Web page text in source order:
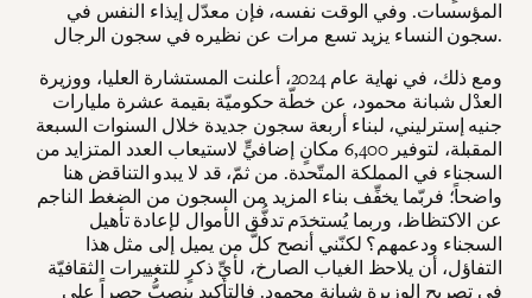
المؤسسات. وفي الوقت نفسه، فإن معدّل إيذاء النفس في
سجون النساء يزيد تسع مرات عن نظيره في سجون الرجال.
ومع ذلك، في نهاية عام 2024، أعلنت المستشارة العليا، ووزيرة
العدْل شبانة محمود، عن خطّة حكوميّة بقيمة عشرة مليارات
جنيه إسترليني، لبناء أربعة سجون جديدة خلال السنوات السبعة
المقبلة، لتوفير 6,400 مكانٍ إضافيٍّ لاستيعاب العدد المتزايد من
السجناء في المملكة المتّحدة. من ثمّ، قد لا يبدو التناقض هنا
واضحاً؛ فربّما يخفِّف بناء المزيد من السجون من الضغط الناجم
عن الاكتظاظ، وربما يُستخدَم تدفُّق الأموال لإعادة تأهيل
السجناء ودعمهم؟ لكنّني أنصح كلَّ من يميل إلى مثل هذا
التفاؤل، أن يلاحظ الغياب الصارخ، لأيِّ ذكرٍ للتغييرات الثقافيّة
في تصريح الوزيرة شبانة محمود. فالتأكيد ينصبُّ حصراً على